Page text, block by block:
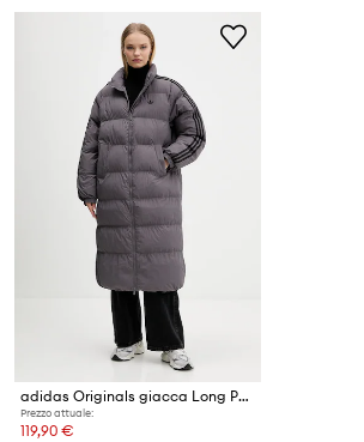
adidas Originals giacca Long Puffer
Prezzo attuale:
119,90 €